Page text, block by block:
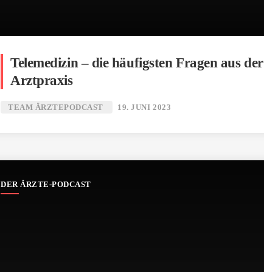
Telemedizin – die häufigsten Fragen aus der
Arztpraxis
TEAM ÄRZTEPODCAST 19. JUNI 2023
DER ÄRZTE-PODCAST